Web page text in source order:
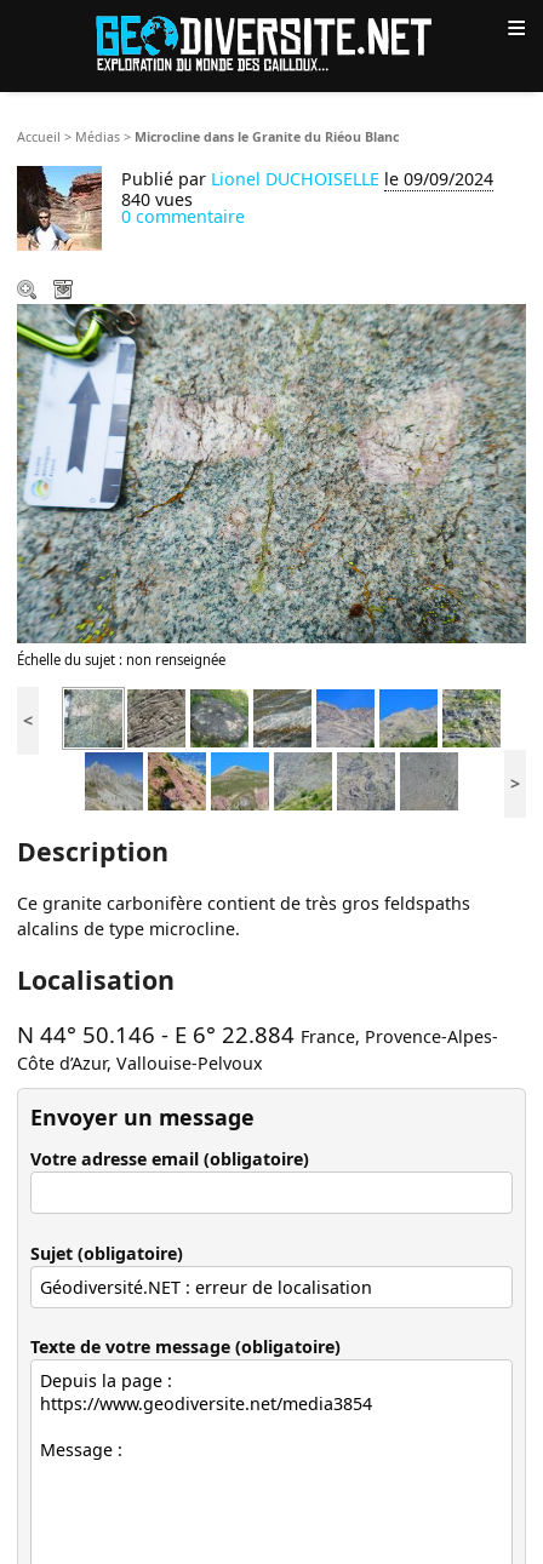
≡
Accueil > Médias > Microcline dans le Granite du Riéou Blanc
Publié par Lionel DUCHOISELLE le 09/09/2024
840 vues
0 commentaire
Échelle du sujet : non renseignée
<
>
Description
Ce granite carbonifère contient de très gros feldspaths
alcalins de type microcline.
Localisation
N 44° 50.146 - E 6° 22.884 France, Provence-Alpes-
Côte d’Azur,Vallouise-Pelvoux
Envoyer un message
Votre adresse email (obligatoire)
Sujet (obligatoire)
Texte de votre message (obligatoire)